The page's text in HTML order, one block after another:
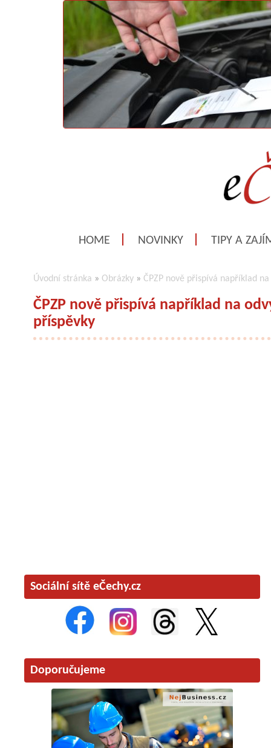
HOME NOVINKY TIPY A
Úvodní stránka » Obrázky » ČPZP nově přispívá například
ČPZP nově přispívá například na
příspěvky
Sociální sítě eČechy.cz
Doporučujeme